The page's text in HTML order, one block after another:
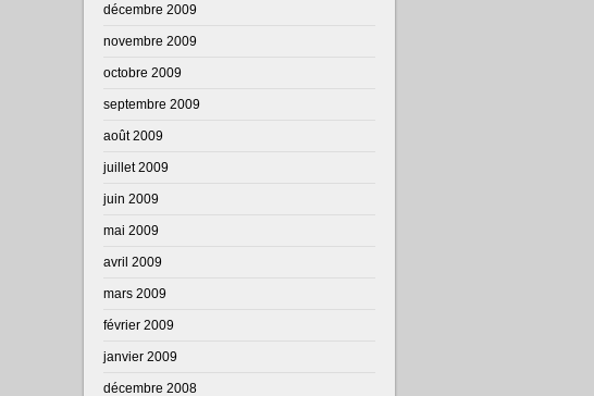
décembre 2009
novembre 2009
octobre 2009
septembre 2009
août 2009
juillet 2009
juin 2009
mai 2009
avril 2009
mars 2009
février 2009
janvier 2009
décembre 2008